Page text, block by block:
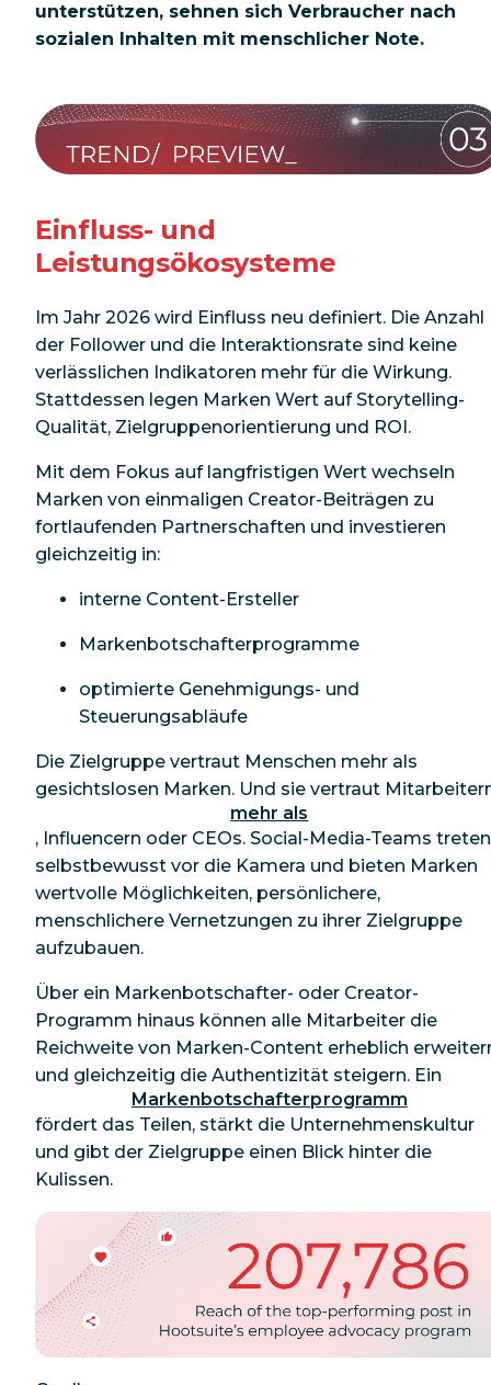
unterstützen, sehnen sich Verbraucher nach
sozialen Inhalten mit menschlicher Note.
Einfluss- und
Leistungsökosysteme
Im Jahr 2026 wird Einfluss neu definiert. Die Anzahl
der Follower und die Interaktionsrate sind keine
verlässlichen Indikatoren mehr für die Wirkung.
Stattdessen legen Marken Wert auf Storytelling-
Qualität, Zielgruppenorientierung und ROI.
Mit dem Fokus auf langfristigen Wert wechseln
Marken von einmaligen Creator-Beiträgen zu
fortlaufenden Partnerschaften und investieren
gleichzeitig in:
interne Content-Ersteller
Markenbotschafterprogramme
optimierte Genehmigungs- und
Steuerungsabläufe
Die Zielgruppe vertraut Menschen mehr als
gesichtslosen Marken. Und sie vertraut
mehr als
, Influencern oder CEOs. Social-Media-Teams treten
selbstbewusst vor die Kamera und bieten Marken
wertvolle Möglichkeiten, persönlichere,
menschlichere Vernetzungen zu ihrer Zielgruppe
aufzubauen.
Über ein Markenbotschafter- oder Creator-
Programm hinaus können alle Mitarbeiter die
Reichweite von Marken-Content erheblich
und gleichzeitig die Authentizität steigern. Ein
Markenbotschafterprogramm
fördert das Teilen, stärkt die Unternehmenskultur
und gibt der Zielgruppe einen Blick hinter die
Kulissen.